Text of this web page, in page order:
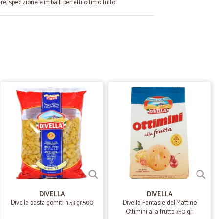
spedizione e imballi perfetti ottimo tutto
23/10/2023
top.
19/10/2023
un gradito omaggio ! Esperienza da ripetere anzi da
DIVELLA
Divella pasta gomiti n.53 gr.500
DIVELLA
Divella Fantasie del Mattino
Ottimini alla frutta 350 gr.